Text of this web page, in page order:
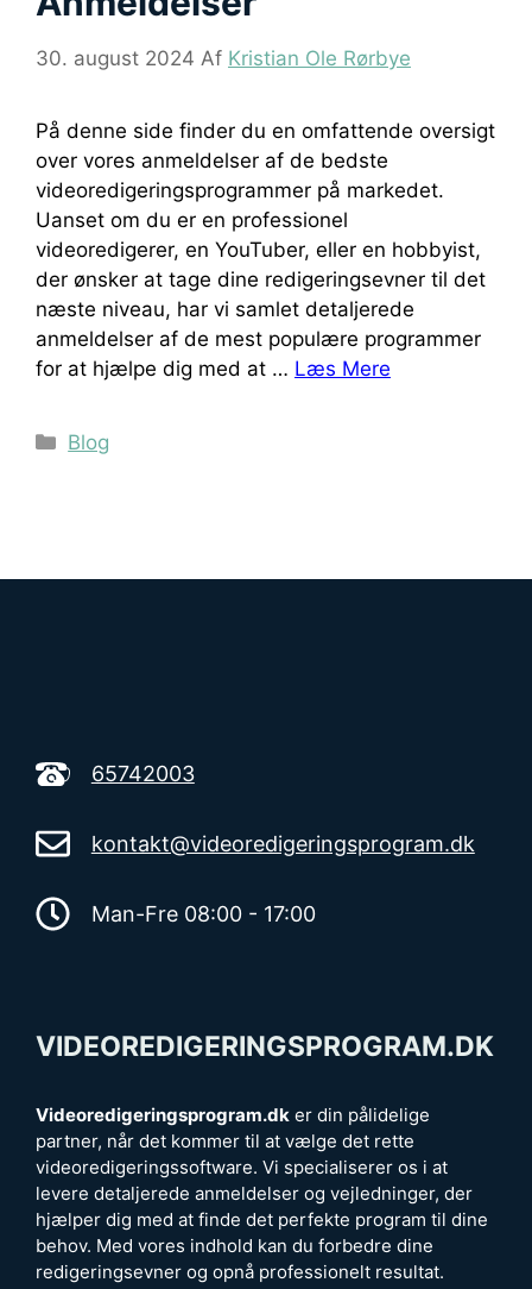
30. august 2024 Af Kristian Ole Rørbye
På denne side finder du en omfattende oversigt
over vores anmeldelser af de bedste
videoredigeringsprogrammer på markedet.
Uanset om du er en professionel
videoredigerer, en YouTuber, eller en hobbyist,
der ønsker at tage dine redigeringsevner til det
næste niveau, har vi samlet detaljerede
anmeldelser af de mest populære programmer
for at hjælpe dig med at … Læs Mere
Kategorier
Blog
65742003
kontakt@videoredigeringsprogram.dk
Man-Fre 08:00 - 17:00
VIDEOREDIGERINGSPROGRAM.DK
Videoredigeringsprogram.dk er din pålidelige
partner, når det kommer til at vælge det rette
videoredigeringssoftware. Vi specialiserer os i at
levere detaljerede anmeldelser og vejledninger, der
hjælper dig med at finde det perfekte program til dine
behov. Med vores indhold kan du forbedre dine
redigeringsevner og opnå professionelt resultat.